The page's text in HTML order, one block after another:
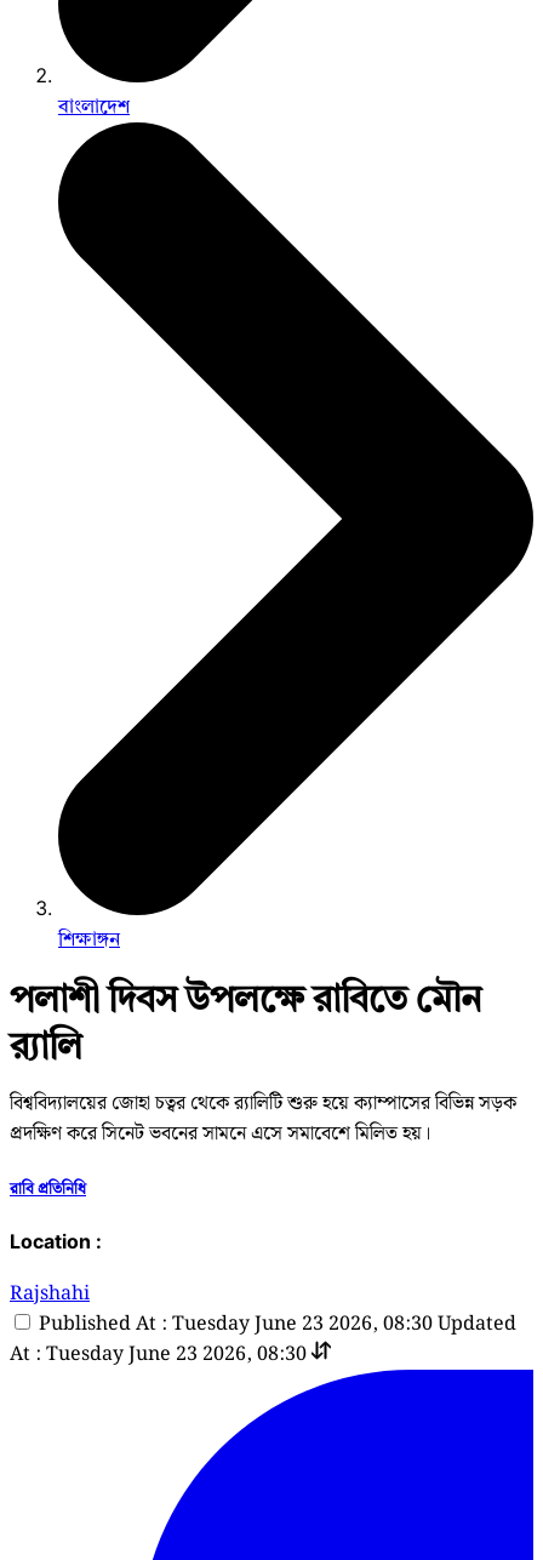
বাংলাদেশ
শিক্ষাঙ্গন
পলাশী দিবস উপলক্ষে রাবিতে মৌন
র‍্যালি
বিশ্ববিদ্যালয়ের জোহা চত্বর থেকে র‍্যালিটি শুরু হয়ে ক্যাম্পাসের বিভিন্ন সড়ক
প্রদক্ষিণ করে সিনেট ভবনের সামনে এসে সমাবেশে মিলিত হয়।
রাবি প্রতিনিধি
Location :
Rajshahi
Published At : Tuesday June 23 2026, 08:30Updated
At : Tuesday June 23 2026, 08:30